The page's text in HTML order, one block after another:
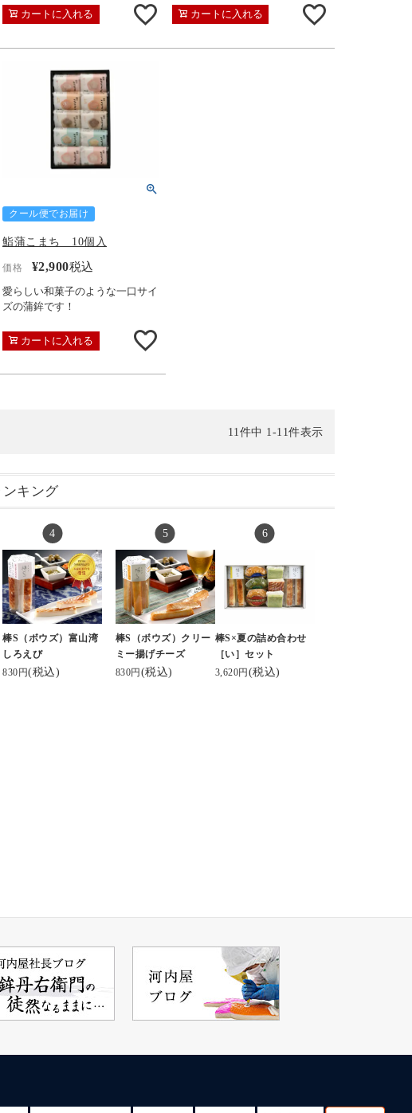
カートに入れる カートに入れる
クール便でお届け
鮨蒲こまち 10個入
価格 ¥2,900税込
愛らしい和菓子のような一口サイ
ズの蒲鉾です！
カートに入れる
11件中 1-11件表示
キング
棒S（ボウズ）富山湾
しろえび
830円(税込)
棒S（ボウズ）クリー
ミー揚げチーズ
830円(税込)
棒S×夏の詰め合わせ
［い］セット
3,620円(税込)